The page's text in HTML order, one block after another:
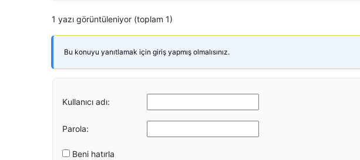
1 yazı görüntüleniyor (toplam 1)
Bu konuyu yanıtlamak için giriş yapmış olmalısınız.
Kullanıcı adı:
Parola:
Beni hatırla